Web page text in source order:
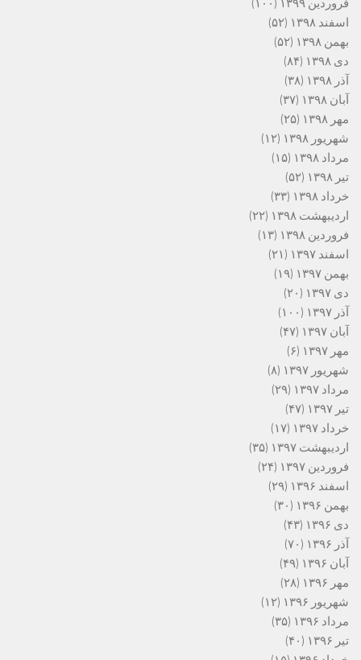
فروردین ۱۳۹۹
(۱۰۰)
اسفند ۱۳۹۸
(۵۲)
بهمن ۱۳۹۸
(۵۲)
دی ۱۳۹۸
(۸۴)
آذر ۱۳۹۸
(۳۸)
آبان ۱۳۹۸
(۳۷)
مهر ۱۳۹۸
(۲۵)
شهریور ۱۳۹۸
(۱۲)
مرداد ۱۳۹۸
(۱۵)
تیر ۱۳۹۸
(۵۲)
خرداد ۱۳۹۸
(۳۳)
اردیبهشت ۱۳۹۸
(۲۲)
فروردین ۱۳۹۸
(۱۳)
اسفند ۱۳۹۷
(۲۱)
بهمن ۱۳۹۷
(۱۹)
دی ۱۳۹۷
(۲۰)
آذر ۱۳۹۷
(۱۰۰)
آبان ۱۳۹۷
(۴۷)
مهر ۱۳۹۷
(۶)
شهریور ۱۳۹۷
(۸)
مرداد ۱۳۹۷
(۲۹)
تیر ۱۳۹۷
(۴۷)
خرداد ۱۳۹۷
(۱۷)
اردیبهشت ۱۳۹۷
(۳۵)
فروردین ۱۳۹۷
(۲۴)
اسفند ۱۳۹۶
(۲۹)
بهمن ۱۳۹۶
(۳۰)
دی ۱۳۹۶
(۴۳)
آذر ۱۳۹۶
(۷۰)
آبان ۱۳۹۶
(۴۹)
مهر ۱۳۹۶
(۲۸)
شهریور ۱۳۹۶
(۱۲)
مرداد ۱۳۹۶
(۳۵)
تیر ۱۳۹۶
(۴۰)